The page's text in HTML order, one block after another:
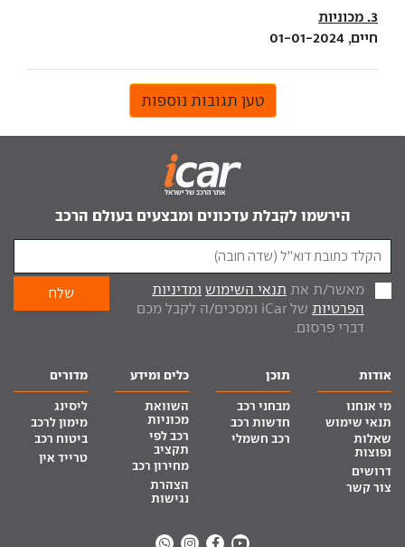
3. מכוניות
חיים, 01-01-2024
טען תגובות נוספות
הירשמו לקבלת עדכונים ומבצעים בעולם הרכב
מאשר/ת את תנאי השימוש ומדיניות
הפרטיות
של iCar ומסכים/ה לקבל מכם
דברי פרסום.
אודות
מי אנחנו
תנאי שימוש
שאלות
נפוצות
דרושים
צור קשר
תוכן
מבחני רכב
חדשות רכב
רכב חשמלי
כלים ומידע
השוואת
מכוניות
רכב לפי
תקציב
מחירון רכב
הצהרת
נגישות
מדורים
ליסינג
מימון לרכב
ביטוח רכב
טרייד אין